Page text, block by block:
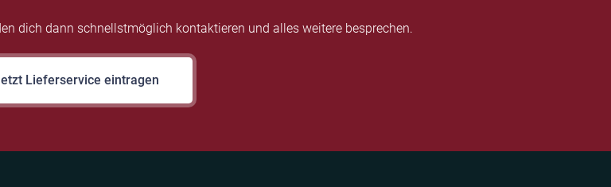
dich dann schnellstmöglich kontaktieren und alles weitere besprechen.
Lieferservice eintragen